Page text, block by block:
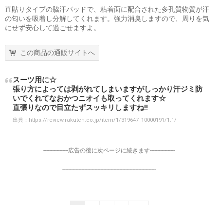
直貼りタイプの脇汗パッドで、粘着面に配合された多孔質物質が汗
の匂いを吸着し分解してくれます。強力消臭しますので、周りを気
にせず安心して過ごせますよ。
この商品の通販サイトへ
スーツ用に☆
張り方によっては剥がれてしまいますがしっかり汗ジミ防
いでくれてなおかつニオイも取ってくれます☆
直張りなので目立たずスッキリしますね!!
出典： https://review.rakuten.co.jp/item/1/319647_10000191/1.1/
-----------------広告の後に次ページに続きます-----------------
----------------------------------------------------------------